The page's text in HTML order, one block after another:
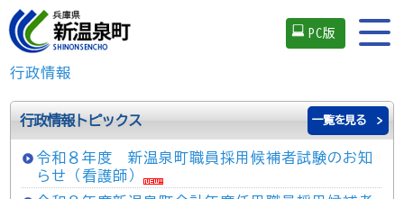
PC版
行政情報
行政情報トピックス 一覧を見る
令和８年度 新温泉町職員採用候補者試験のお知
らせ（看護師）